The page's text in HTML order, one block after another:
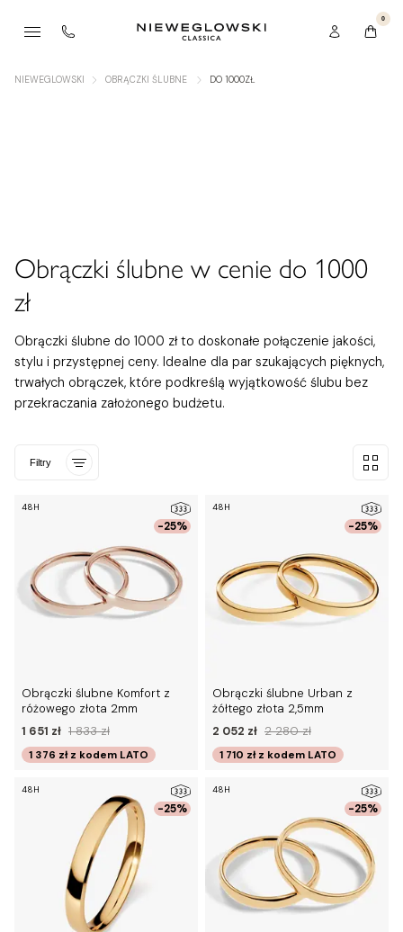
0
NIEWEGLOWSKI OBRĄCZKI ŚLUBNE DO 1000ZŁ
Obrączki ślubne w cenie do 1000
zł
Obrączki ślubne do 1000 zł to doskonałe połączenie jakości,
stylu i przystępnej ceny. Idealne dla par szukających pięknych,
trwałych obrączek, które podkreślą wyjątkowość ślubu bez
przekraczania założonego budżetu.
Filtry
-25%
48H
Obrączki ślubne Komfort z
różowego złota 2mm
1 651 zł 1 833 zł
1 376 zł z kodem LATO
-25%
48H
Obrączki ślubne Urban z
żółtego złota 2,5mm
2 052 zł 2 280 zł
1 710 zł z kodem LATO
-25%
48H
-25%
48H